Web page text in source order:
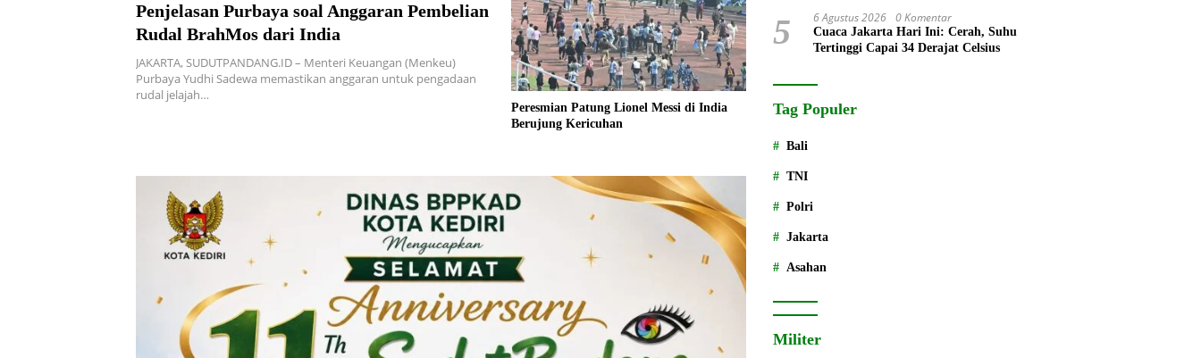
Penjelasan Purbaya soal Anggaran Pembelian
Rudal BrahMos dari India
JAKARTA, SUDUTPANDANG.ID – Menteri Keuangan (Menkeu)
Purbaya Yudhi Sadewa memastikan anggaran untuk pengadaan
rudal jelajah…
Peresmian Patung Lionel Messi di India
Berujung Kericuhan
5 6 Agustus 2026 0 Komentar
Cuaca Jakarta Hari Ini: Cerah, Suhu
Tertinggi Capai 34 Derajat Celsius
Tag Populer
Bali
TNI
Polri
Jakarta
Asahan
Militer